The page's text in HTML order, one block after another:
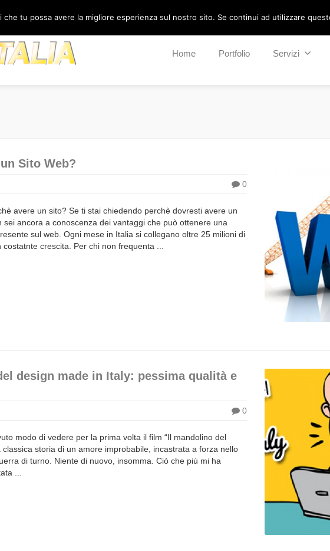
Home Portfolio Servizi
Sito Web?
0
avere un sito? Se ti stai chiedendo perchè dovresti avere un
sei ancora a conoscenza dei vantaggi che può ottenere una
sul web. Ogni mese in Italia si collegano oltre 25 milioni di
crescita. Per chi non frequenta ...
design made in Italy: pessima qualità e
0
modo di vedere per la prima volta il film “Il mandolino del
classica storia di un amore improbabile, incastrata a forza nello
di turno. Niente di nuovo, insomma. Ciò che più mi ha
...
che tu possa avere la migliore esperienza sul nostro sito. Se continui ad utilizzare